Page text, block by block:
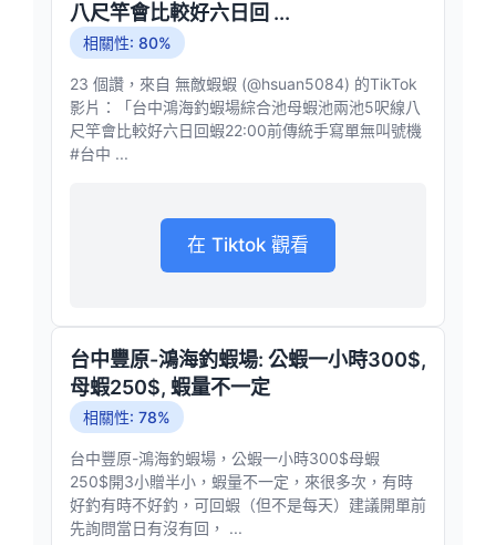
八尺竿會比較好六日回 ...
相關性: 80%
23 個讚，來自 無敵蝦蝦 (@hsuan5084) 的TikTok
影片：「台中鴻海釣蝦場綜合池母蝦池兩池5呎線八
尺竿會比較好六日回蝦22:00前傳統手寫單無叫號機
#台中 ...
在 Tiktok 觀看
台中豐原-鴻海釣蝦場: 公蝦一小時300$,
母蝦250$, 蝦量不一定
相關性: 78%
台中豐原-鴻海釣蝦場，公蝦一小時300$母蝦
250$開3小贈半小，蝦量不一定，來很多次，有時
好釣有時不好釣，可回蝦（但不是每天）建議開單前
先詢問當日有沒有回， ...